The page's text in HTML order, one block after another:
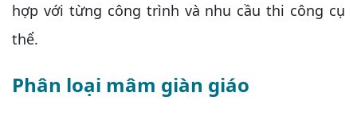
hợp với từng công trình và nhu cầu thi công cụ
thể.
Phân loại mâm giàn giáo